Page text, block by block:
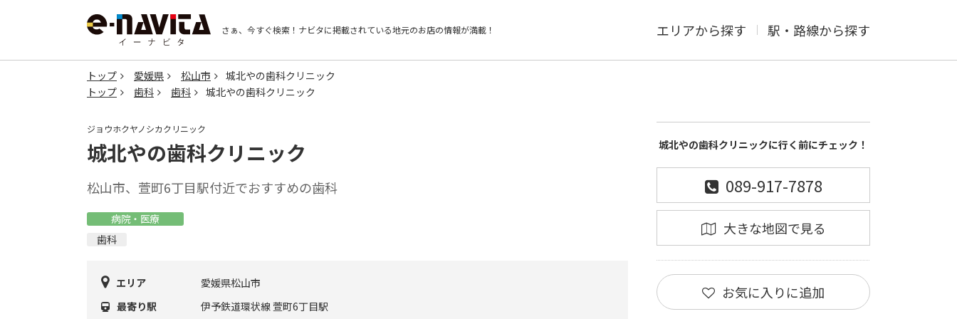
さぁ、今すぐ検索！ ナビタに掲載されている地元のお店の情報が満載！ エリアから探す 駅・路線から探す
トップ 愛媛県 松山市
城北やの歯科クリニック
トップ
歯科 歯科 城北やの歯科クリニック
ジョウホクヤノシカクリニック
城北やの歯科クリニック
松山市、萱町6丁目駅付近でおすすめの歯科
病院・医療
歯科
エリア
愛媛県松山市
最寄り駅
伊予鉄道環状線 萱町6丁目駅
城北やの歯科クリニックに行く前にチェック！
089-917-7878
大きな地図で見る
お気に入りに追加